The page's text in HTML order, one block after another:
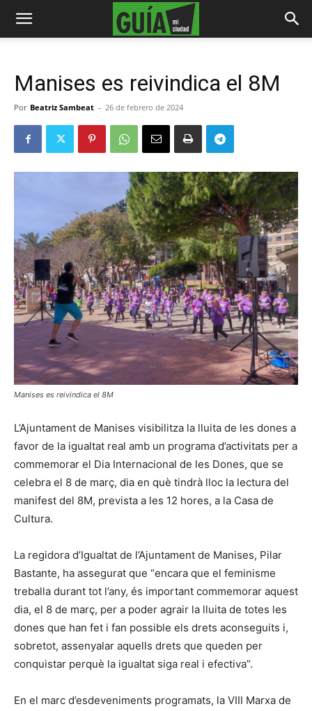
Manises es reivindica el 8M
Por Beatriz Sambeat - 26 de febrero de 2024
Manises es reivindica el 8M
L’Ajuntament de Manises visibilitza la lluita de les dones a
favor de la igualtat real amb un programa d’activitats per a
commemorar el Dia Internacional de les Dones, que se
celebra el 8 de març, dia en què tindrà lloc la lectura del
manifest del 8M, prevista a les 12 hores, a la Casa de
Cultura.
La regidora d’Igualtat de l’Ajuntament de Manises, Pilar
Bastante, ha assegurat que “encara que el feminisme
treballa durant tot l’any, és important commemorar aquest
dia, el 8 de març, per a poder agrair la lluita de totes les
dones que han fet i fan possible els drets aconseguits i,
sobretot, assenyalar aquells drets que queden per
conquistar perquè la igualtat siga real i efectiva”.
En el marc d’esdeveniments programats, la VIII Marxa de